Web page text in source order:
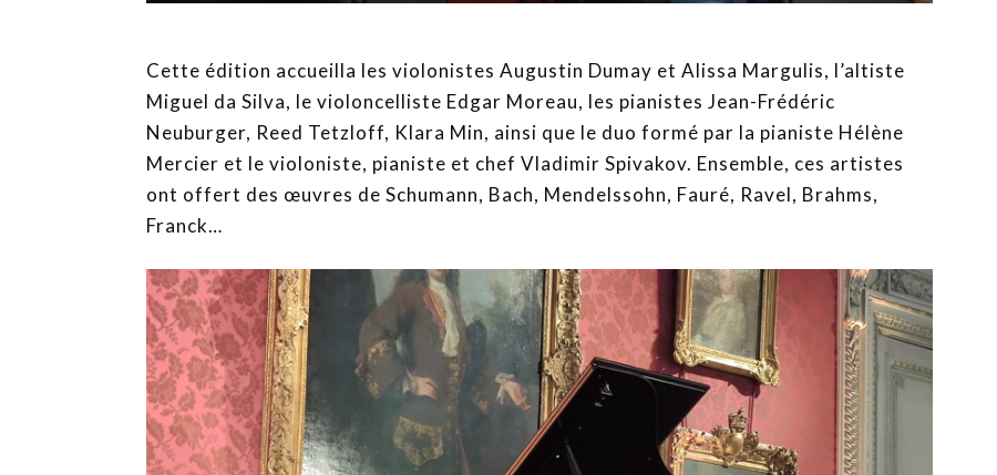
Cette édition accueilla les violonistes Augustin Dumay et Alissa Margulis, l’altiste
Miguel da Silva, le violoncelliste Edgar Moreau, les pianistes Jean-Frédéric
Neuburger, Reed Tetzloff, Klara Min, ainsi que le duo formé par la pianiste Hélène
Mercier et le violoniste, pianiste et chef Vladimir Spivakov. Ensemble, ces artistes
ont offert des œuvres de Schumann, Bach, Mendelssohn, Fauré, Ravel, Brahms,
Franck…